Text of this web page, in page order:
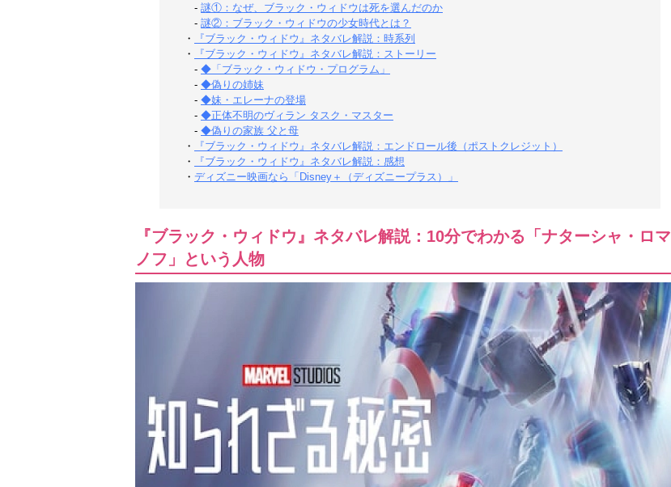
- 謎①：なぜ、ブラック・ウィドウは死を選んだのか
- 謎②：ブラック・ウィドウの少女時代とは？
・
『ブラック・ウィドウ』ネタバレ解説：時系列
・
『ブラック・ウィドウ』ネタバレ解説：ストーリー
- ◆「ブラック・ウィドウ・プログラム」
- ◆偽りの姉妹
- ◆妹・エレーナの登場
- ◆正体不明のヴィラン タスク・マスター
- ◆偽りの家族 父と母
・
『ブラック・ウィドウ』ネタバレ解説：エンドロール後（ポストクレジット）
・
『ブラック・ウィドウ』ネタバレ解説：感想
・ ディズニー映画なら「Disney＋（ディズニープラス）」
『ブラック・ウィドウ』ネタバレ解説：10分でわかる「ナターシャ・ロマ
ノフ」という人物